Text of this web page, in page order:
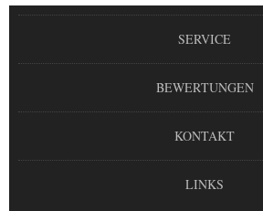
SERVICE
BEWERTUNGEN
KONTAKT
LINKS